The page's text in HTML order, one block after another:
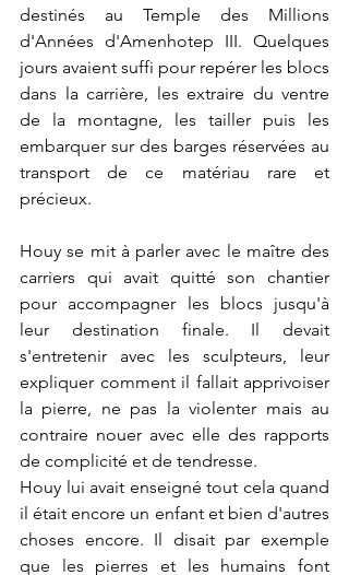
destinés au Temple des Millions
d'Années d'Amenhotep III. Quelques
jours avaient suffi pour repérer les blocs
dans la carrière, les extraire du ventre
de la montagne, les tailler puis les
embarquer sur des barges réservées au
transport de ce matériau rare et
précieux.
Houy se mit à parler avec le maître des
carriers qui avait quitté son chantier
pour accompagner les blocs jusqu'à
leur destination finale. Il devait
s'entretenir avec les sculpteurs, leur
expliquer comment il fallait apprivoiser
la pierre, ne pas la violenter mais au
contraire nouer avec elle des rapports
de complicité et de tendresse.
Houy lui avait enseigné tout cela quand
il était encore un enfant et bien d'autres
choses encore. Il disait par exemple
que les pierres et les humains font